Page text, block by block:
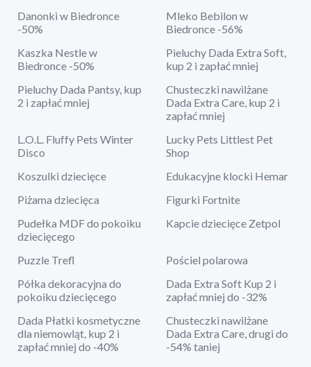
Danonki w Biedronce
-50%
Mleko Bebilon w
Biedronce -56%
Kaszka Nestle w
Biedronce -50%
Pieluchy Dada Extra Soft,
kup 2 i zapłać mniej
Pieluchy Dada Pantsy, kup
2 i zapłać mniej
Chusteczki nawilżane
Dada Extra Care, kup 2 i
zapłać mniej
L.O.L. Fluffy Pets Winter
Disco
Lucky Pets Littlest Pet
Shop
Koszulki dziecięce
Edukacyjne klocki Hemar
Piżama dziecięca
Figurki Fortnite
Pudełka MDF do pokoiku
dziecięcego
Kapcie dziecięce Zetpol
Puzzle Trefl
Pościel polarowa
Półka dekoracyjna do
pokoiku dziecięcego
Dada Extra Soft Kup 2 i
zapłać mniej do -32%
Dada Płatki kosmetyczne
dla niemowląt, kup 2 i
zapłać mniej do -40%
Chusteczki nawilżane
Dada Extra Care, drugi do
-54% taniej